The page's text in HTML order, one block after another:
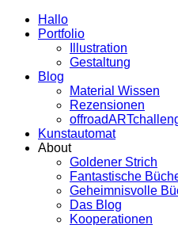
Hallo
Portfolio
Illustration
Gestaltung
Blog
Material Wissen
Rezensionen
Kunstautomat
About
Goldener Strich
Fantastische
Geheimnisvolle
Das Blog
Kooperationen